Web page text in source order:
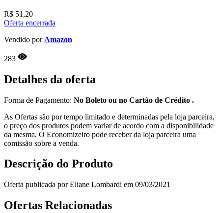
R$ 51,20
Oferta encerrada
Vendido por Amazon
283
Detalhes da oferta
Forma de Pagamento: No Boleto ou no Cartão de Crédito .
As Ofertas são por tempo limitado e determinadas pela loja parceira,
o preço dos produtos podem variar de acordo com a disponibilidade
da mesma, O Economizeiro pode receber da loja parceira uma
comissão sobre a venda.
Descrição do Produto
Oferta publicada por Eliane Lombardi em 09/03/2021
Ofertas Relacionadas